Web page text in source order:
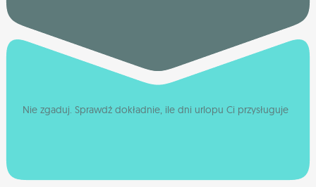
Nie zgaduj. Sprawdź dokładnie, ile dni urlopu Ci przysługuje